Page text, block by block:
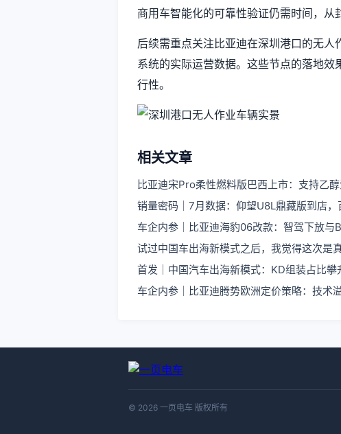
商用车智能化的可靠性验证仍需时间，从
后续需重点关注比亚迪在深圳港口的无
系统的实际运营数据。这些节点的落地
行性。
相关文章
比亚迪宋Pro柔性燃料版巴西上市：支持乙
销量密码｜7月数据：仰望U8L鼎藏版到店
车企内参｜比亚迪海豹06改款：智驾下放与
试过中国车出海新模式之后，我觉得这次是
首发｜中国汽车出海新模式：KD组装占比
车企内参｜比亚迪腾势欧洲定价策略：技术
© 2026 一页电车 版权所有